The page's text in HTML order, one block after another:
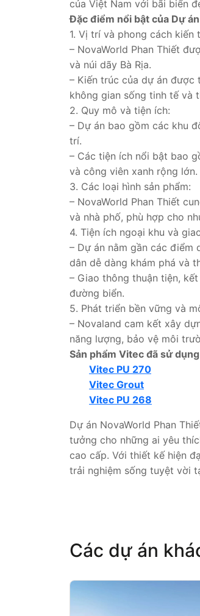
của Việt Nam với bãi biển
Đặc điểm nổi bật của Dự
1. Vị trí và phong cách kiến
– NovaWorld Phan Thiết
và núi dãy Bà Rịa.
– Kiến trúc của dự án được
không gian sống tinh tế và
2. Quy mô và tiện ích:
– Dự án bao gồm các khu
trí.
– Các tiện ích nổi bật bao
và công viên xanh rộng lớn.
3. Các loại hình sản phẩm:
– NovaWorld Phan Thiết
và nhà phố, phù hợp cho
4. Tiện ích ngoại khu và
– Dự án nằm gần các điểm
dân dễ dàng khám phá và
– Giao thông thuận tiện,
đường biển.
5. Phát triển bền vững và
– Novaland cam kết xây
năng lượng, bảo vệ môi
Sản phẩm Vitec đã sử
Vitec PU 270
Vitec Grout
Vitec PU 268
Dự án NovaWorld Phan
tưởng cho những ai yêu
cao cấp. Với thiết kế hiện
trải nghiệm sống tuyệt vời
Các dự án